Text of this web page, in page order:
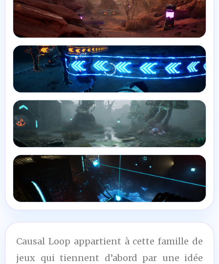
Causal Loop appartient à cette famille de
jeux qui tiennent d’abord par une idée